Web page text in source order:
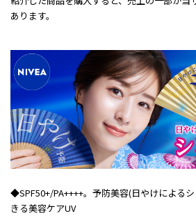
あります。
◆SPF50+/PA++++。予防美容(日やけによる
きる美容ケアUV